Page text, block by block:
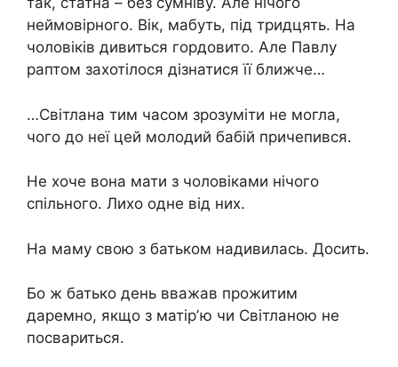
неймовірного. Вік, мабуть, під тридцять. На
чоловіків дивиться гордовито. Але Павлу
раптом захотілося дізнатися її ближче…
…Світлана тим часом зрозуміти не могла,
чого до неї цей молодий бабій причепився.
Не хоче вона мати з чоловіками нічого
спільного. Лихо одне від них.
На маму свою з батьком надивилась. Досить.
Бо ж батько день вважав прожитим
даремно, якщо з матірʼю чи Світланою не
посвариться.